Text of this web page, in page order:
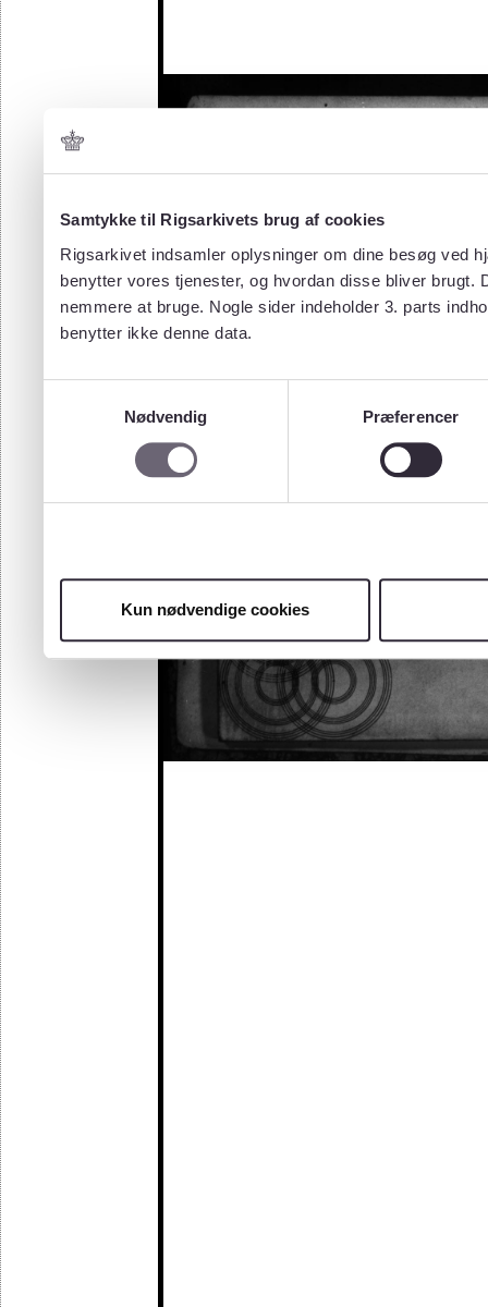
Samtykke til Rigsarkivets brug af cookies
Rigsarkivet indsamler oplysninger om dine besøg ved
benytter vores tjenester, og hvordan disse bliver
nemmere at bruge. Nogle sider indeholder 3. parts
benytter ikke denne data.
Nødvendig
Præferencer
Kun nødvendige cookies